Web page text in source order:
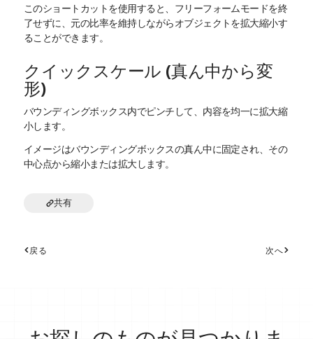
このショートカットを使用すると、フリーフォームモードを終
了せずに、元の比率を維持しながらオブジェクトを拡大縮小す
ることができます。
クイックスケール (真ん中から変
形)
バウンディングボックス内でピンチして、内容を均一に拡大縮
小します。
イメージはバウンディングボックスの真ん中に固定され、その
中心点から縮小または拡大します。
共有
戻る 次へ